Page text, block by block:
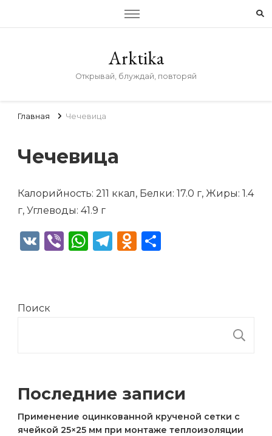
Arktika
Открывай, блуждай, повторяй
Главная Чечевица
Чечевица
Калорийность: 211 ккал, Белки: 17.0 г, Жиры: 1.4
г, Углеводы: 41.9 г
VK ViberWhatsApp
Telegram
Odnoklassniki
Поиск
Последние записи
Применение оцинкованной крученой сетки с
ячейкой 25×25 мм при монтаже теплоизоляции